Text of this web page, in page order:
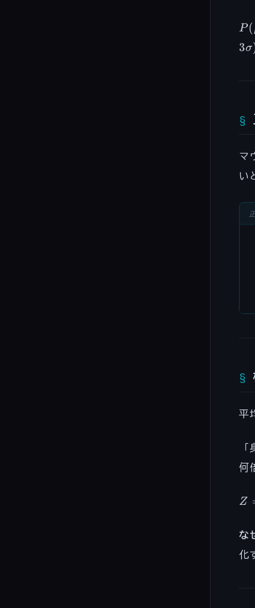
P (
3σ
マ
い
平
何
Z
Z
な
化